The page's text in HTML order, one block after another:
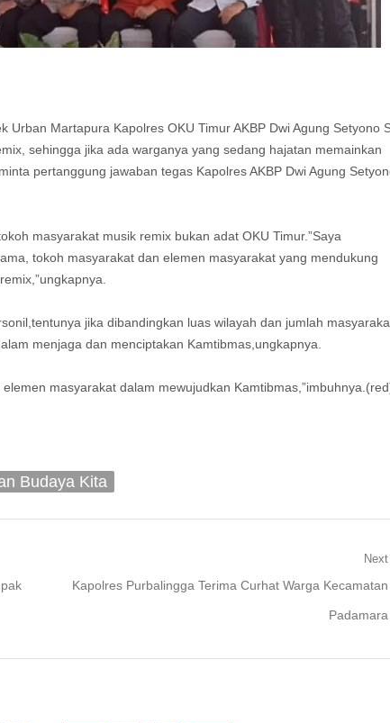
Urban Martapura Kapolres OKU Timur AKBP Dwi Agung Setyono
sehingga jika ada warganya yang sedang hajatan memainkan
pertanggung jawaban tegas Kapolres AKBP Dwi Agung
masyarakat musik remix bukan adat OKU Timur.”Saya
tokoh masyarakat dan elemen masyarakat yang mendukung
jika dibandingkan luas wilayah dan jumlah
menjaga dan menciptakan Kamtibmas,ungkapnya.
masyarakat dalam mewujudkan
Budaya Kita
Next
Next
Kapolres Purbalingga Terima Curhat Warga Kecamatan
Padamara